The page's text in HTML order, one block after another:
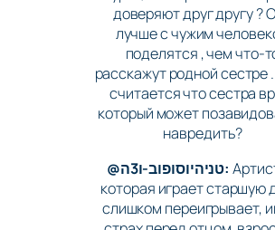
доверяют друг другу ?
лучше с чужим
поделятся , чем что-
расскажут родной сестре
считается что сестра
который может
навредить?
@טניהיוסופוב-ו3ה:
которая играет старшую
слишком переигрывает,